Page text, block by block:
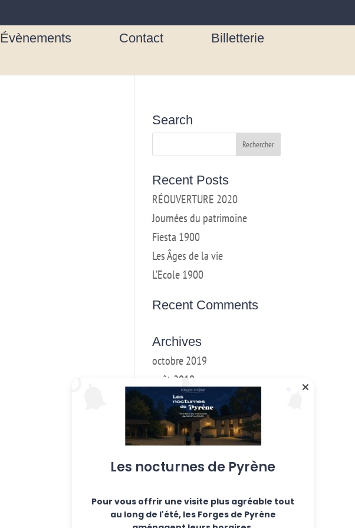
Évènements Contact
Billetterie
Search
Recent Posts
RÉOUVERTURE 2020
Journées du patrimoine
Fiesta 1900
Les Âges de la vie
L’Ecole 1900
Recent Comments
Archives
octobre 2019
août 2019
mai 2019
mars 2018
février 2018
décembre 2016
Categories
Ateliers hebdo
Les nocturnes de Pyrène
Pour vous offrir une visite plus agréable tout
au long de l'été, les Forges de Pyrène